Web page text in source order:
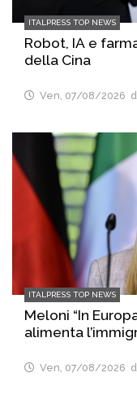
ITALPRESS TOP NEWS
Robot, IA e
della Cina
Ven, 07/08/2026
ITALPRESS TOP NEWS
Meloni “In
alimenta
Ven, 07/08/2026